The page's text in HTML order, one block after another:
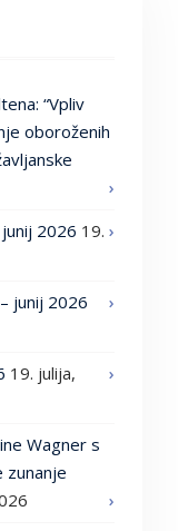
“Vpliv
oboroženih
2026 19.
junij 2026
19. julija,
Wagner s
zunanje